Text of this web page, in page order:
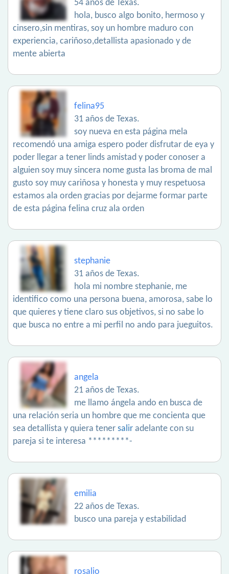
54 años de Texas.
hola, busco algo bonito, hermoso y
cinsero,sin mentiras, soy un hombre maduro con
experiencia, cariñoso,detallista apasionado y de
mente abierta
felina95
31 años de Texas.
soy nueva en esta página mela
recomendó una amiga espero poder disfrutar de eya y
poder llegar a tener linds amistad y poder conoser a
alguien soy muy sincera nome gusta las broma de mal
gusto soy muy cariñosa y honesta y muy respetuosa
estamos ala orden gracias por dejarme formar parte
de esta página felina cruz ala orden
stephanie
31 años de Texas.
hola mi nombre stephanie, me
identifico como una persona buena, amorosa, sabe lo
que quieres y tiene claro sus objetivos, si no sabe lo
que busca no entre a mi perfil no ando para jueguitos.
angela
21 años de Texas.
me llamo ángela ando en busca de
una relación seria un hombre que me concienta que
sea detallista y quiera tener salir adelante con su
pareja si te interesa *********-
emilia
22 años de Texas.
busco una pareja y estabilidad
rosalio